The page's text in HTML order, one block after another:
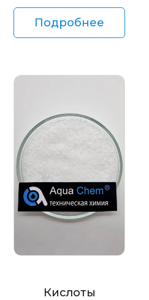
Подробнее
Кислоты